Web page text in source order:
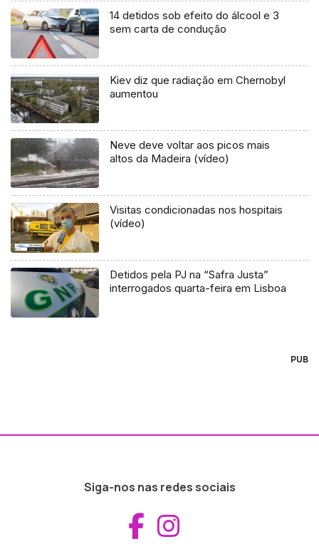
14 detidos sob efeito do álcool e 3
sem carta de condução
Kiev diz que radiação em Chernobyl
aumentou
Neve deve voltar aos picos mais
altos da Madeira (vídeo)
Visitas condicionadas nos hospitais
(vídeo)
Detidos pela PJ na “Safra Justa”
interrogados quarta-feira em Lisboa
PUB
Siga-nos nas redes sociais
Aceder ao